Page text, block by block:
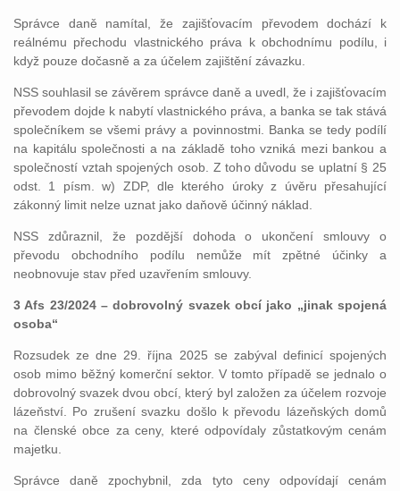
Správce daně namítal, že zajišťovacím převodem dochází k
reálnému přechodu vlastnického práva k obchodnímu podílu, i
když pouze dočasně a za účelem zajištění závazku.
NSS souhlasil se závěrem správce daně a uvedl, že i zajišťovacím
převodem dojde k nabytí vlastnického práva, a banka se tak stává
společníkem se všemi právy a povinnostmi. Banka se tedy podílí
na kapitálu společnosti a na základě toho vzniká mezi bankou a
společností vztah spojených osob. Z toho důvodu se uplatní § 25
odst. 1 písm. w) ZDP, dle kterého úroky z úvěru přesahující
zákonný limit nelze uznat jako daňově účinný náklad.
NSS zdůraznil, že pozdější dohoda o ukončení smlouvy o
převodu obchodního podílu nemůže mít zpětné účinky a
neobnovuje stav před uzavřením smlouvy.
3 Afs 23/2024 – dobrovolný svazek obcí jako „jinak spojená
osoba“
Rozsudek ze dne 29. října 2025 se zabýval definicí spojených
osob mimo běžný komerční sektor. V tomto případě se jednalo o
dobrovolný svazek dvou obcí, který byl založen za účelem rozvoje
lázeňství. Po zrušení svazku došlo k převodu lázeňských domů
na členské obce za ceny, které odpovídaly zůstatkovým cenám
majetku.
Správce daně zpochybnil, zda tyto ceny odpovídají cenám